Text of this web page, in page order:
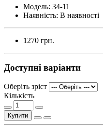
Модель: 34-11
Наявність: В наявності
1270 грн.
Доступні варіанти
Оберіть зріст
Кількість
Купити